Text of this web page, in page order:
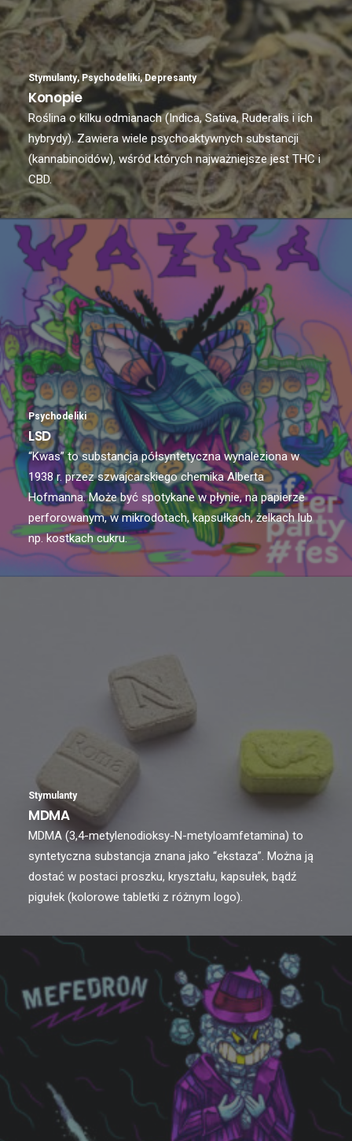
Stymulanty, Psychodeliki, Depresanty
Konopie
Roślina o kilku odmianach (Indica, Sativa, Ruderalis i ich
hybrydy). Zawiera wiele psychoaktywnych substancji
(kannabinoidów), wśród których najważniejsze jest THC i
CBD.
Psychodeliki
LSD
“Kwas” to substancja półsyntetyczna wynaleziona w
1938 r. przez szwajcarskiego chemika Alberta
Hofmanna. Może być spotykane w płynie, na papierze
perforowanym, w mikrodotach, kapsułkach, żelkach lub
np. kostkach cukru.
Stymulanty
MDMA
MDMA (3,4-metylenodioksy-N-metyloamfetamina) to
syntetyczna substancja znana jako “ekstaza”. Można ją
dostać w postaci proszku, kryształu, kapsułek, bądź
pigułek (kolorowe tabletki z różnym logo).